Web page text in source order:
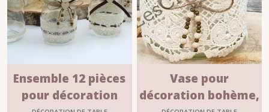
Ensemble 12 pièces
pour décoration
Vase pour
décoration bohème,